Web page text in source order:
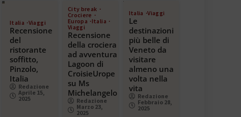
Italia Viaggi
Recensione
del
ristorante
soffitto,
Pinzolo,
Italia
Redazione
Aprile 15,
2025
City break
Crociere
Europa
Italia
Viaggi
Recensione
della crociera
ad avventura
Lagoon di
CroisieUrope
su Ms
Michelangelo
Redazione
Marzo 23,
2025
Italia Viaggi
Le
destinazioni
più belle di
Veneto da
visitare
almeno una
volta nella
vita
Redazione
Febbraio 28,
2025